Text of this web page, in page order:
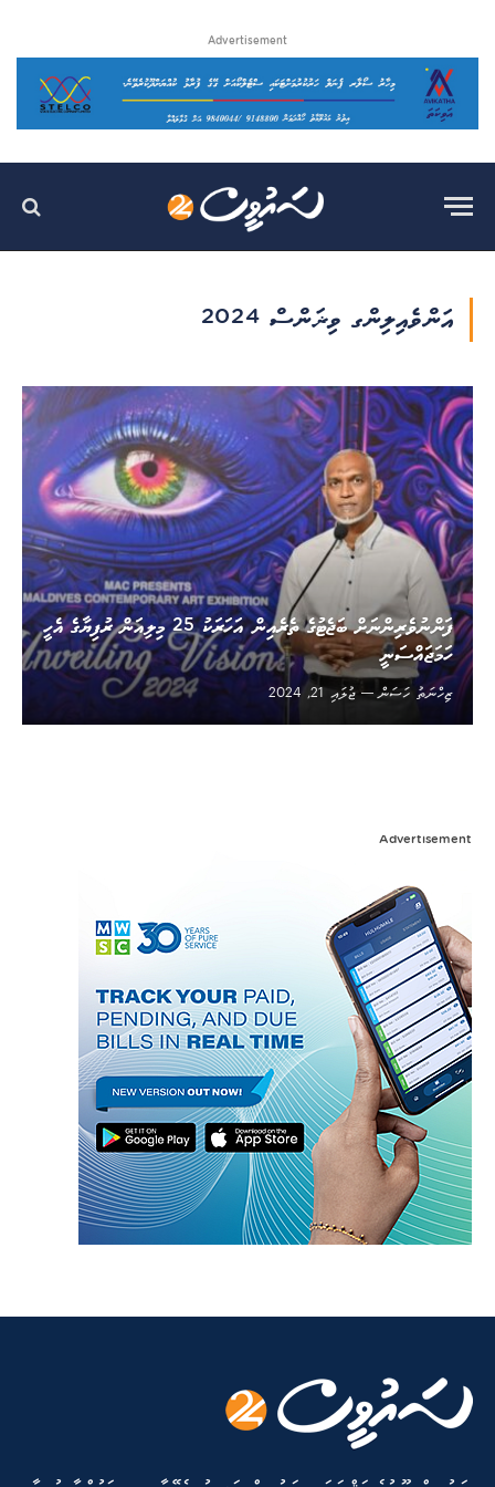
Advertisement
އަންވެއިލިންގ ވިޜަންސް 2024
ފަންނުވެރިންނަށް ބަޖެޓުގެ ތެރެއިން އަހަރަކު 25 މިލިއަން ރުފިޔާގެ އެހީ
ހަމަޖައްސަނީ
ޒިހްނަތު ހަސަން
ޖުލައި 21, 2024
Advertisement